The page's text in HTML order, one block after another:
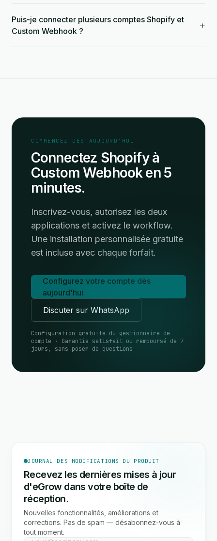
Puis-je connecter plusieurs comptes Shopify et
Custom Webhook ?
+
COMMENCEZ DÈS AUJOURD'HUI
Connectez Shopify à
Custom Webhook en 5
minutes.
Inscrivez-vous, autorisez les deux
applications et activez le workflow.
Une installation personnalisée gratuite
est incluse avec chaque forfait.
Configurez votre compte dès
aujourd'hui
Discuter sur WhatsApp
Configuration gratuite du gestionnaire de
compte · Garantie satisfait ou remboursé de 7
jours, sans poser de questions
JOURNAL DES MODIFICATIONS DU PRODUIT
Recevez les dernières mises à jour
d'eGrow dans votre boîte de
réception.
Nouvelles fonctionnalités, améliorations et
corrections. Pas de spam — désabonnez-vous à
tout moment.